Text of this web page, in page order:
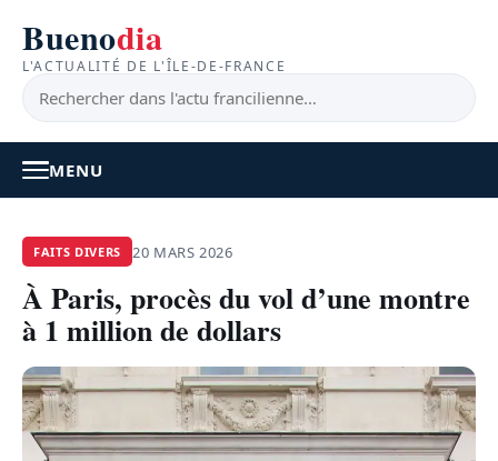
Buenodia
L'ACTUALITÉ DE L'ÎLE-DE-FRANCE
MENU
ACTUALITÉ
FEEL GOOD
FAITS DIVERS 20 MARS 2026
À Paris, procès du vol d’une montre
à 1 million de dollars